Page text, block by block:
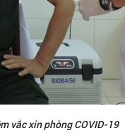
vắc xin phòng COVID-19